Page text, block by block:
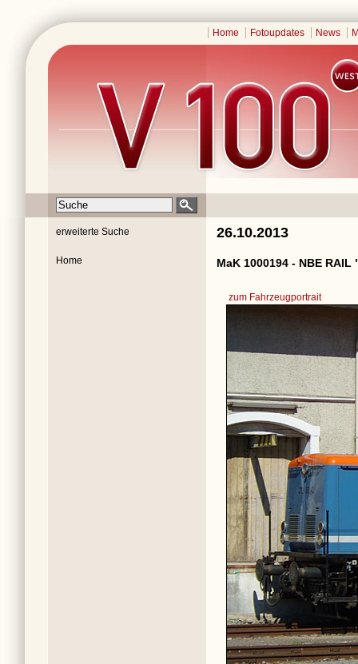
Home Fotoupdates News
erweiterte Suche
Home
26.10.2013
MaK 1000194 - NBE RAIL
zum Fahrzeugportrait